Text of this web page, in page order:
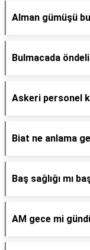
Alman gümüşü
Bulmacada
Askeri personel
Biat ne anlama
Baş sağlığı mı
AM gece mi